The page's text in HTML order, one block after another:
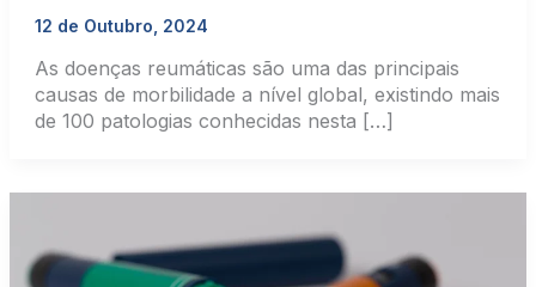
12 de Outubro, 2024
As doenças reumáticas são uma das principais
causas de morbilidade a nível global, existindo mais
de 100 patologias conhecidas nesta […]